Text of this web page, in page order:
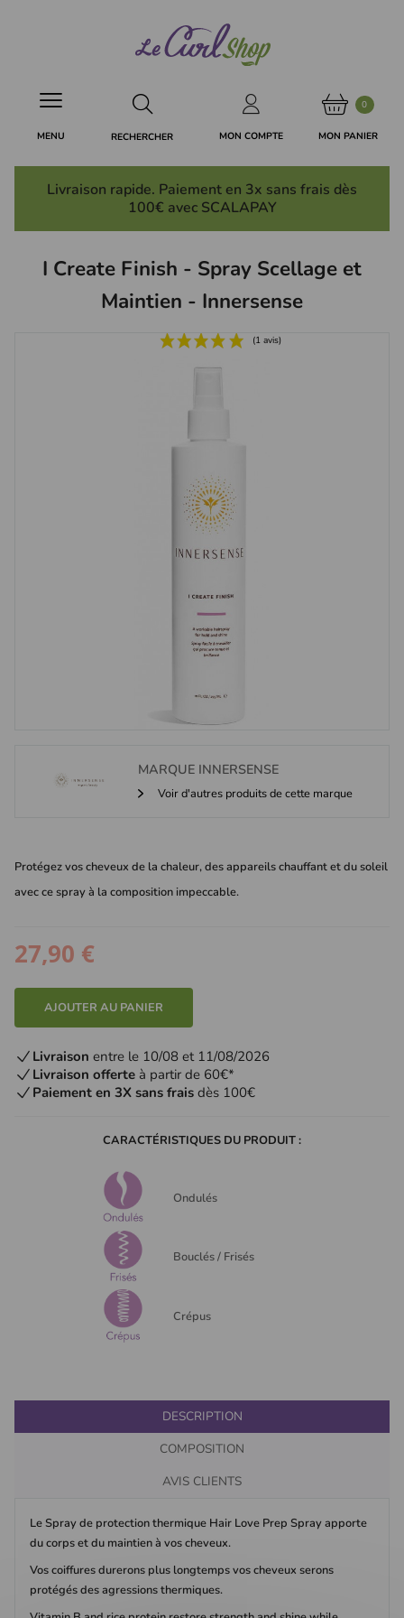
MON COMPTE
0
MON PANIER
RECHERCHER
MENU
Livraison rapide. Paiement en 3x sans frais dès
100€ avec SCALAPAY
I Create Finish - Spray Scellage et
Maintien - Innersense
MARQUE INNERSENSE
Voir d'autres produits de cette marque
Protégez vos cheveux de la chaleur, des appareils chauffant et du soleil
avec ce spray à la composition impeccable.
27,90 €
AJOUTER AU PANIER
Livraison entre le 10/08 et 11/08/2026
Livraison offerte à partir de 60€*
Paiement en 3X sans frais dès 100€
CARACTÉRISTIQUES DU PRODUIT :
Ondulés
Bouclés / Frisés
Crépus
DESCRIPTION
COMPOSITION
AVIS CLIENTS
Le Spray de protection thermique Hair Love Prep Spray apporte
du corps et du maintien à vos cheveux.
Vos coiffures durerons plus longtemps vos cheveux serons
protégés des agressions thermiques.